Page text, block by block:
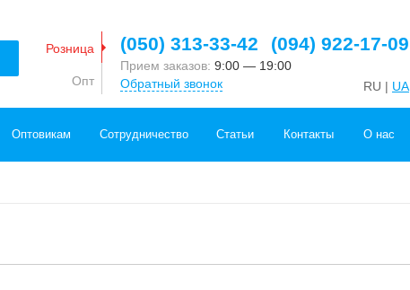
Розница
Опт
(050) 313-33-42 (094) 922-17-09
Прием заказов: 9:00 — 19:00
Обратный звонок
RU | UA
Оптовикам Сотрудничество Статьи Контакты О нас